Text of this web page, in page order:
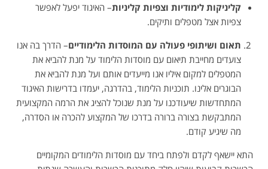
קליניקות לימודיות וצפיות קליניות– האיגוד יפעל לאפשר
צפיות אצל מטפלים ותיקים.
תאום ושיתופי פעולה עם המוסדות הלימודיים– הדרך בה אנו
צועדים מחייבת תיאום עם מוסדות הלימוד על מנת להביא את
המטפלים למקום איליו אנו מייעדים אותם ועל מנת להביא את
הבוגרים אלינו. תוכניות הלימוד, בהדרגה, יעמדו בדרישות האיגוד
המתחדשות שיעודכנו על מנת שנוכל להציג את הרמה המקצועית
המתבקשת בצורה ברורה בדרכו של המקצוע להכרה או הסדרה,
מה שיגיע קודם.
התא יישאף לקדם ולפתח ביחד עם מוסדות הלימודים המקומיים